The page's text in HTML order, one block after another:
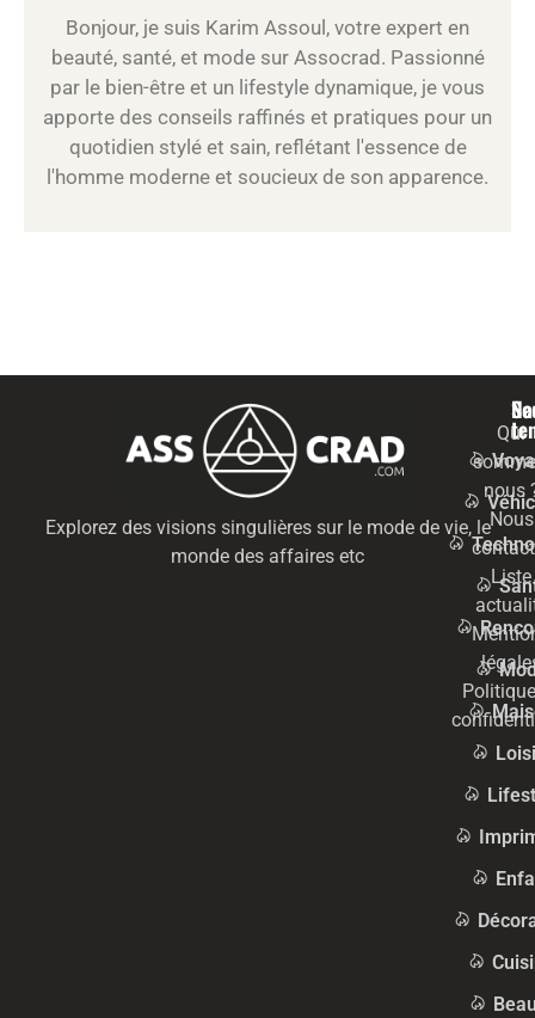
Bonjour, je suis Karim Assoul, votre expert en
beauté, santé, et mode sur Assocrad. Passionné
par le bien-être et un lifestyle dynamique, je vous
apporte des conseils raffinés et pratiques pour un
quotidien stylé et sain, reflétant l'essence de
l'homme moderne et soucieux de son apparence.
Explorez des visions singulières sur le mode de vie, le
monde des affaires etc
Qui
nous
Nous
Liste